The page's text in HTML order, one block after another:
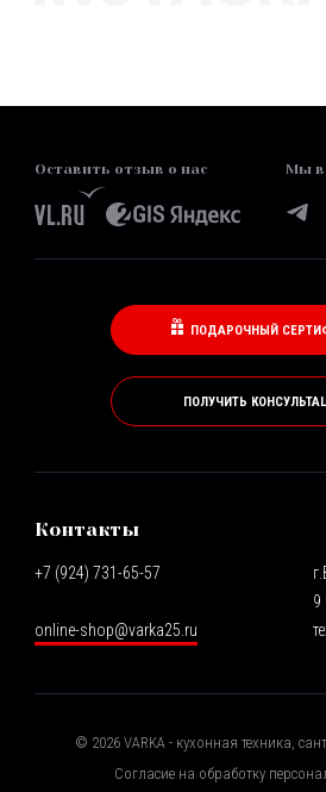
Оставить отзыв о нас Мы в
ПОДАРОЧНЫЙ
ПОЛУЧИТЬ
Контакты
+7 (924) 731-65-57
online-shop@varka25.ru
9
© 2026VARKA - кухонная техника,
Согласие на обработку